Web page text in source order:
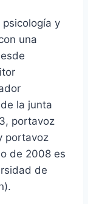
y
una
la junta
portavoz
portavoz
de 2008 es
de